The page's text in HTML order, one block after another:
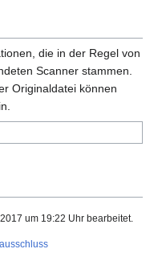
die in der Regel von
Scanner stammen.
Originaldatei können
um 19:22 Uhr bearbeitet.